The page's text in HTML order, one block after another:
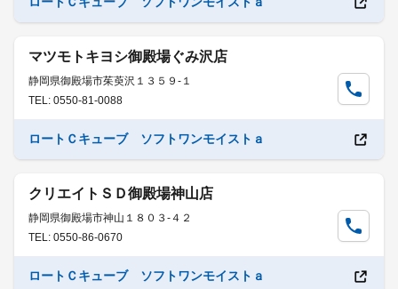
マツモトキヨシ御殿場ぐみ沢店
静岡県御殿場市茱萸沢１３５９-１
TEL: 0550-81-0088
ロートＣキューブ ソフトワンモイストａ
クリエイトＳＤ御殿場神山店
静岡県御殿場市神山１８０３-４２
TEL: 0550-86-0670
ロートＣキューブ ソフトワンモイストａ